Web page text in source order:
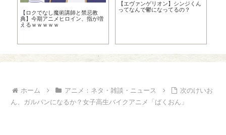
【ロクでなし魔術講師と禁忌教
典】今期アニメヒロイン、指が増
えるｗｗｗｗｗ
【エヴァンゲリオン】シンジくん
ってなんで鬱になってるの？
ホーム アニメ：ネタ・雑談・ニュース
次のけいお
ん、ガルパンになるか？女子高生バイクアニメ「ばくおん」